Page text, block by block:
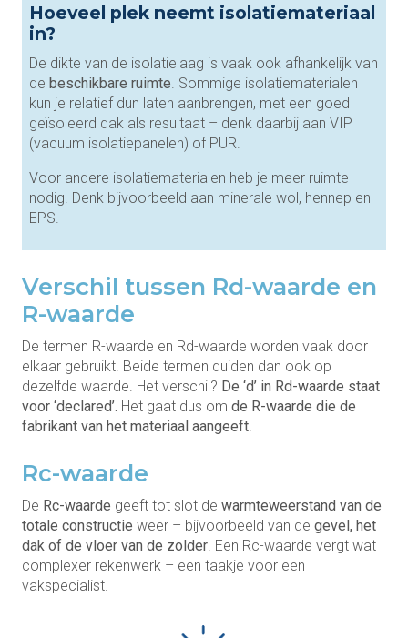
Hoeveel plek neemt isolatiemateriaal
in?
De dikte van de isolatielaag is vaak ook afhankelijk van
de beschikbare ruimte . Sommige isolatiematerialen
kun je relatief dun laten aanbrengen, met een goed
geïsoleerd dak als resultaat – denk daarbij aan VIP
(vacuum isolatiepanelen) of PUR.
Voor andere isolatiematerialen heb je meer ruimte
nodig. Denk bijvoorbeeld aan minerale wol, hennep en
EPS.
Verschil tussen Rd-waarde en
R-waarde
De termen R-waarde en Rd-waarde worden vaak door
elkaar gebruikt. Beide termen duiden dan ook op
dezelfde waarde. Het verschil? De ‘d’ in Rd-waarde staat
voor ‘declared’. Het gaat dus om de R-waarde die de
fabrikant van het materiaal aangeeft
Rc-waarde
De Rc-waarde geeft tot slot de warmteweerstand van de
totale constructie weer – bijvoorbeeld van de gevel, het
dak of de vloer van de zolder . Een Rc-waarde vergt wat
complexer rekenwerk – een taakje voor een
vakspecialist.